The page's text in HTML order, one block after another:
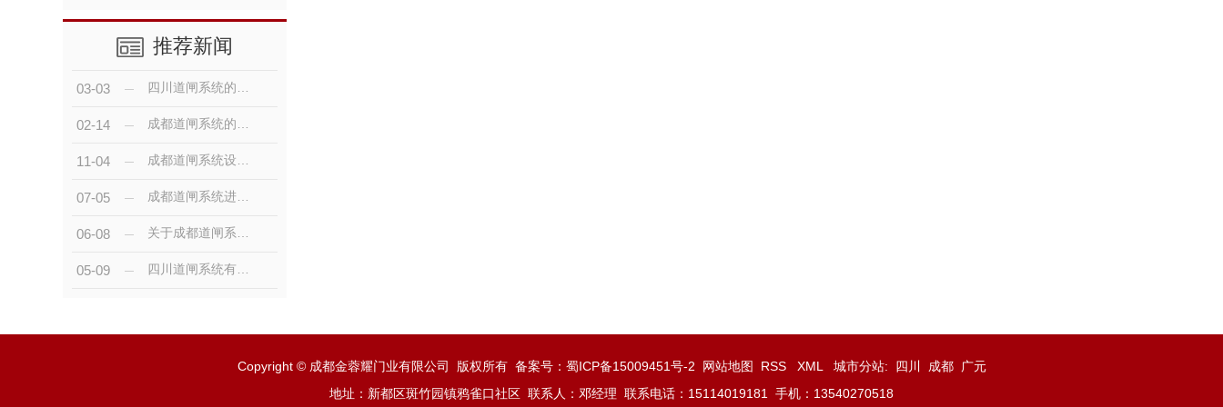
推荐新闻
03-03
02-14
11-04
07-05
06-08
05-09
Copyright © 成都金蓉耀门业有限公司 版权所有 备案号： 蜀ICP备15009451号-2 网站地图 RSS XML 城市分站: 四川 成都
广元
地址：新都区斑竹园镇鸦雀口社区 联系人：邓经理 联系电话：15114019181 手机：13540270518